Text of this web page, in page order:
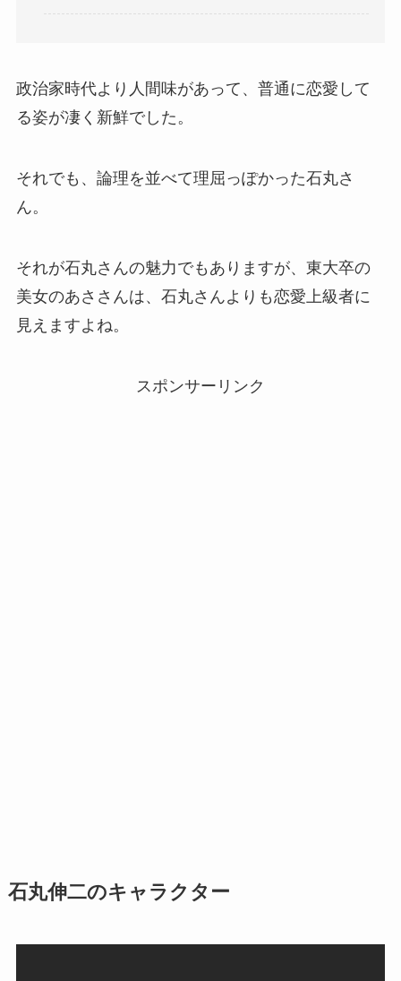
政治家時代より人間味があって、普通に恋愛して
る姿が凄く新鮮でした。
それでも、論理を並べて理屈っぽかった石丸さ
ん。
それが石丸さんの魅力でもありますが、東大卒の
美女のあささんは、石丸さんよりも恋愛上級者に
見えますよね。
スポンサーリンク
石丸伸二のキャラクター